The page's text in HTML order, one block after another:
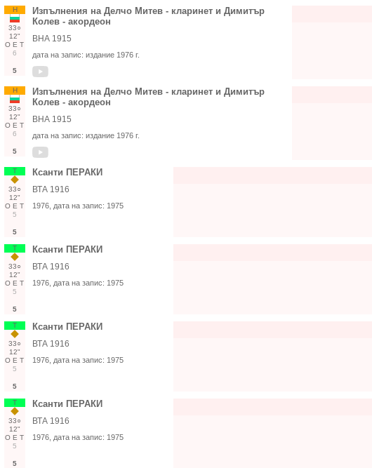
Н
33○
12"
О Е Т
6
5
Изпълнения на Делчо Митев - кларинет и Димитър
Колев - акордеон
ВНА 1915
дата на запис: издание 1976 г.
Н
33○
12"
О Е Т
6
5
Изпълнения на Делчо Митев - кларинет и Димитър
Колев - акордеон
ВНА 1915
дата на запис: издание 1976 г.
Т
33○
12"
О Е Т
5
5
Ксанти ПЕРАКИ
ВТА 1916
1976 , дата на запис: 1975
Т
33○
12"
О Е Т
5
5
Ксанти ПЕРАКИ
ВТА 1916
1976 , дата на запис: 1975
Т
33○
12"
О Е Т
5
5
Ксанти ПЕРАКИ
ВТА 1916
1976 , дата на запис: 1975
Т
33○
12"
О Е Т
5
5
Ксанти ПЕРАКИ
ВТА 1916
1976 , дата на запис: 1975